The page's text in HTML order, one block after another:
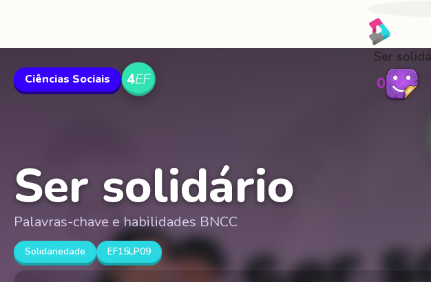
Ser
0
Ciências Sociais
Ser solidário
Palavras-chave e habilidades BNCC
Solidariedade EF15LP09